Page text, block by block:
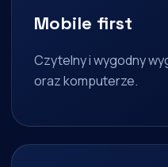
Mobile first
Czytelny i wygodny
oraz komputerze.